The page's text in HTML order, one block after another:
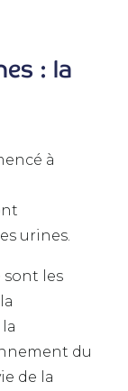
: la
à
urines.
sont les
du
de la